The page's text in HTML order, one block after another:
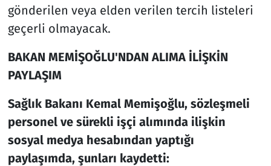
gönderilen veya elden verilen tercih listeleri
geçerli olmayacak.
BAKAN MEMİŞOĞLU'NDAN ALIMA İLİŞKİN
PAYLAŞIM
Sağlık Bakanı Kemal Memişoğlu, sözleşmeli
personel ve sürekli işçi alımında ilişkin
sosyal medya hesabından yaptığı
paylaşımda, şunları kaydetti: